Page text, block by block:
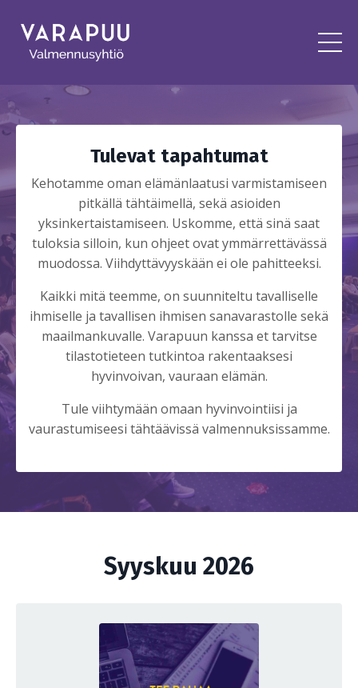
Tulevat tapahtumat
Kehotamme oman elämänlaatusi varmistamiseen
pitkällä tähtäimellä, sekä asioiden
yksinkertaistamiseen. Uskomme, että sinä saat
tuloksia silloin, kun ohjeet ovat ymmärrettävässä
muodossa. Viihdyttävyyskään ei ole pahitteeksi.
Kaikki mitä teemme, on suunniteltu tavalliselle
ihmiselle ja tavallisen ihmisen sanavarastolle sekä
maailmankuvalle. Varapuun kanssa et tarvitse
tilastotieteen tutkintoa rakentaaksesi
hyvinvoivan, vauraan elämän.
Tule viihtymään omaan hyvinvointiisi ja
vaurastumiseesi tähtäävissä valmennuksissamme.
Syyskuu 2026